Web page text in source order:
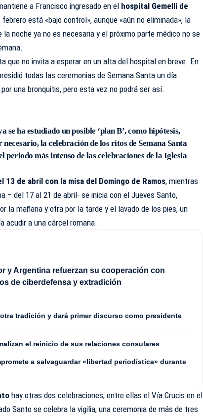
a Francisco ingresado en el hospital Gemelli de
está «bajo control», aunque «aún no eliminada», la
noche ya no es necesaria y el próximo parte médico no se
que no invita a esperar en un alta del hospital en breve. En
todas las ceremonias de Semana Santa un día
una bronquitis, pero esta vez no podrá ser así.
se ha estudiado un posible ‘plan B’, como hipótesis,
la celebración de los ritos de Semana Santa
periodo más intenso de las celebraciones de la Iglesia
13 de abril con la misa del Domingo de Ramos, mientras
– del 17 al 21 de abril- se inicia con el Jueves Santo,
la mañana y otra por la tarde y el lavado de los pies, un
acudir a una cárcel romana.
y Argentina refuerzan su cooperación con
de ciberdefensa y extradición
tradición y dará primer discurso como presidente
el reinicio de sus relaciones consulares
a salvaguardar «libertad periodística» durante
hay otras dos celebraciones, entre ellas el Vía Crucis en el
Santo se celebra la vigilia, una ceremonia de más de tres